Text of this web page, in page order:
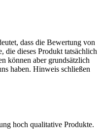
dass die Bewertung von
die dieses Produkt tatsächlich
können aber grundsätzlich
haben. Hinweis schließen
hoch qualitative Produkte.